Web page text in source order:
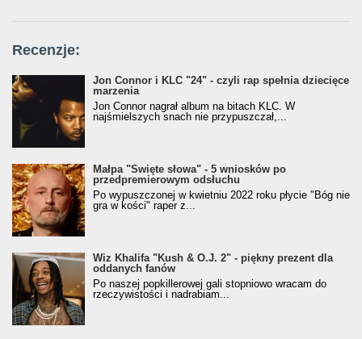
Recenzje:
Jon Connor i KLC "24" - czyli rap spełnia dziecięce
marzenia
Jon Connor nagrał album na bitach KLC. W
najśmielszych snach nie przypuszczał,...
Małpa "Święte słowa" - 5 wniosków po
przedpremierowym odsłuchu
Po wypuszczonej w kwietniu 2022 roku płycie "Bóg nie
gra w kości" raper z...
Wiz Khalifa "Kush & O.J. 2" - piękny prezent dla
oddanych fanów
Po naszej popkillerowej gali stopniowo wracam do
rzeczywistości i nadrabiam...